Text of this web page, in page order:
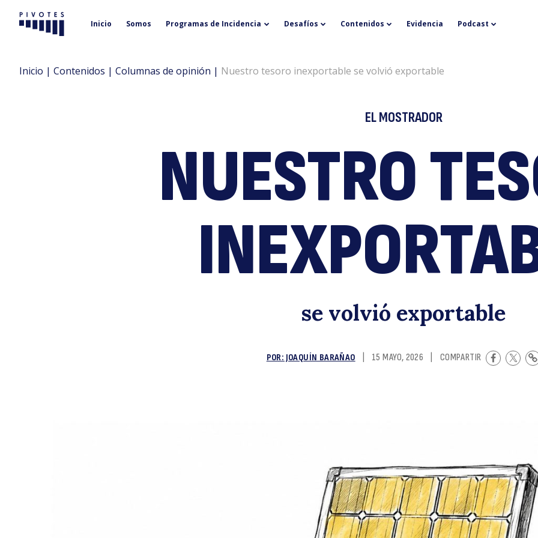
Pivotes Inicio Somos Programas de Incidencia Desafíos Contenidos Evidencia Podcast
Inicio | Contenidos | Columnas de opinión | Nuestro tesoro inexportable se volvió exportable
EL MOSTRADOR
NUESTRO
se volvió exportable
POR: JOAQUÍN BARAÑAO 15 MAYO, 2026 COMPARTIR